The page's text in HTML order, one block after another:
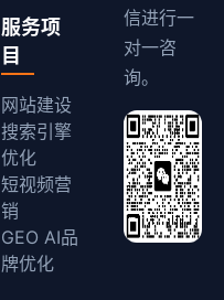
服务项
目
网站建设
搜索引擎
优化
短视频营
销
GEO AI品
牌优化
信进行一
对一咨
询。